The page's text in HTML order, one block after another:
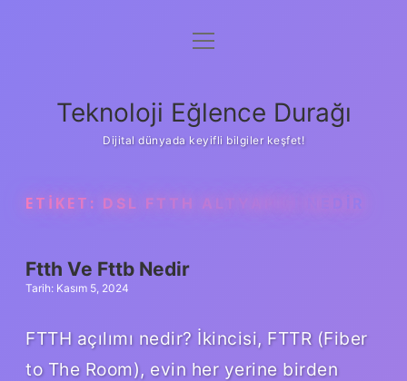
Anasayfa
Yasal Uyarı
menüyü
Teknoloji Eğlence Durağı
Dijital dünyada keyifli bilgiler keşfet!
ETIKET: DSL FTTH ALTYAPISI NEDIR
Ftth Ve Fttb Nedir
Tarih: Kasım 5, 2024
FTTH açılımı nedir? İkincisi, FTTR (Fiber
to The Room), evin her yerine birden